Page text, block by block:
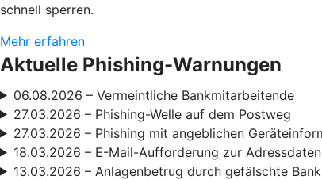
schnell sperren.
Mehr erfahren
Aktuelle Phishing-Warnungen
06.08.2026 – Vermeintliche Bankmitarbeitende
27.03.2026 – Phishing-Welle auf dem Postweg
27.03.2026 – Phishing mit angeblichen
18.03.2026 – E-Mail-Aufforderung zur
13.03.2026 – Anlagenbetrug durch gefälschte